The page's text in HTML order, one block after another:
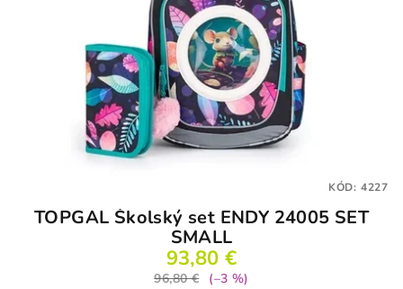
TOPGAL Školský set ENDY 24005 SET
SMALL
93,80 €
96,80 €
(–3 %)
KÓD: 4227